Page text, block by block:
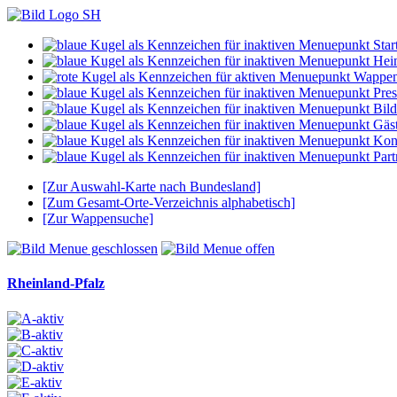
[Zur Auswahl-Karte nach Bundesland]
[Zum Gesamt-Orte-Verzeichnis alphabetisch]
[Zur Wappensuche]
Rheinland-Pfalz